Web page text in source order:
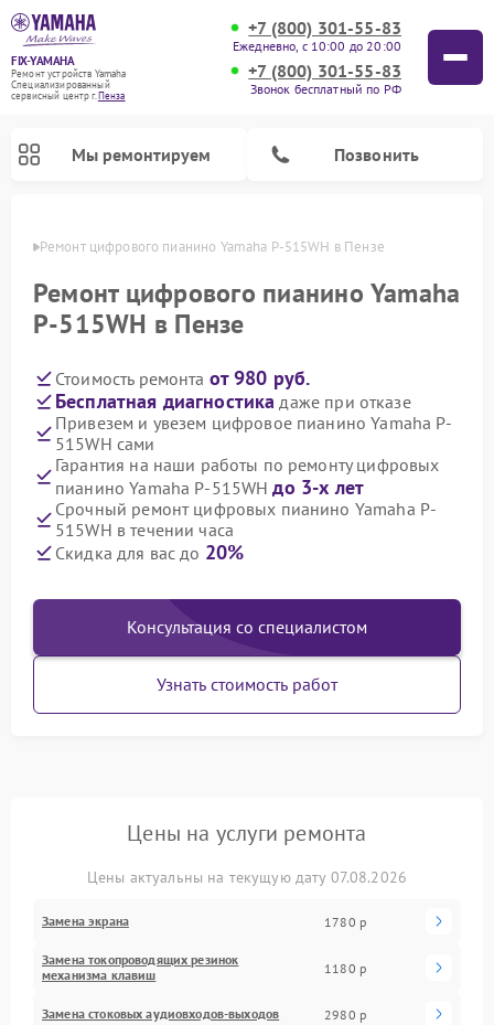
FIX-YAMAHA
Ремонт устройств Yamaha
Специализированный
cервисный центр г.Пенза
+7 (800) 301-55-83
Ежедневно, с 10:00 до 20:00
+7 (800) 301-55-83
Звонок бесплатный по РФ
Мы ремонтируем Позвонить
Ремонт цифрового пианино Yamaha P-515WH в Пензе
Ремонт цифрового пианино Yamaha
P-515WH в Пензе
Стоимость ремонта от 980 руб.
Бесплатная диагностика даже при отказе
Привезем и увезем цифровое пианино Yamaha P-
515WH сами
Гарантия на наши работы по ремонту цифровых
пианино Yamaha P-515WHдо 3-х лет
Срочный ремонт цифровых пианино Yamaha P-
515WH в течении часа
Скидка для вас до 20%
Консультация со специалистом
Узнать стоимость работ
Цены на услуги ремонта
Цены актуальны на текущую дату 07.08.2026
Замена экрана 1780 р
Замена токопроводящих резинок
механизма клавиш
1180 р
Замена стоковых аудиовходов-выходов 2980 р